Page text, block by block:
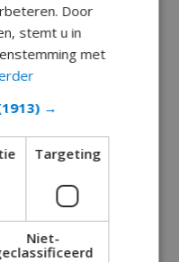
14 personen
Door
stemt u in
met
→
Targeting
Niet-